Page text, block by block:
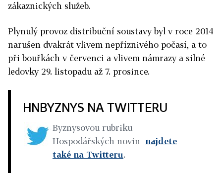
zákaznických služeb.
Plynulý provoz distribuční soustavy byl v roce 2014
narušen dvakrát vlivem nepříznivého počasí, a to
při bouřkách v červenci a vlivem námrazy a silné
ledovky 29. listopadu až 7. prosince.
HNBYZNYS NA TWITTERU
Byznysovou rubriku
Hospodářských novin najdete
také na Twitteru.